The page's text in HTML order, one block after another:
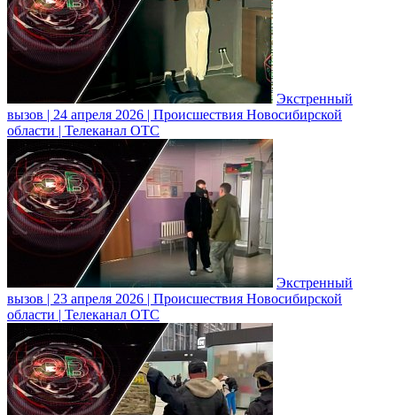
Экстренный
вызов | 24 апреля 2026 | Происшествия Новосибирской
области | Телеканал ОТС
Экстренный
вызов | 23 апреля 2026 | Происшествия Новосибирской
области | Телеканал ОТС